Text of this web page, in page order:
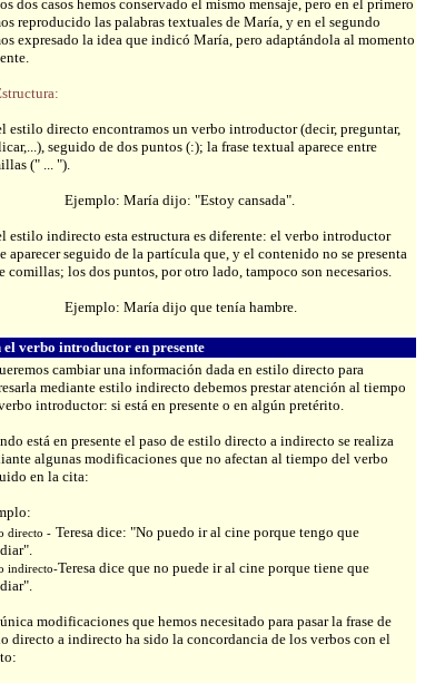
dos casos hemos conservado el mismo mensaje, pero en el primero
reproducido las palabras textuales de María, y en el segundo
expresado la idea que indicó María, pero adaptándola al momento
estilo directo encontramos un verbo introductor (decir, preguntar,
seguido de dos puntos (:); la frase textual aparece entre
(" ... ").
Ejemplo: María dijo: "Estoy cansada".
estilo indirecto esta estructura es diferente: el verbo introductor
aparecer seguido de la partícula que, y el contenido no se presenta
comillas; los dos puntos, por otro lado, tampoco son necesarios.
Ejemplo: María dijo que tenía hambre.
el verbo introductor en presente
cambiar una información dada en estilo directo para
mediante estilo indirecto debemos prestar atención al tiempo
introductor: si está en presente o en algún pretérito.
está en presente el paso de estilo directo a indirecto se realiza
algunas modificaciones que no afectan al tiempo del verbo
en la cita:
directo - Teresa dice: "No puedo ir al cine porque tengo que
indirecto-Teresa dice que no puede ir al cine porque tiene que
modificaciones que hemos necesitado para pasar la frase de
directo a indirecto ha sido la concordancia de los verbos con el